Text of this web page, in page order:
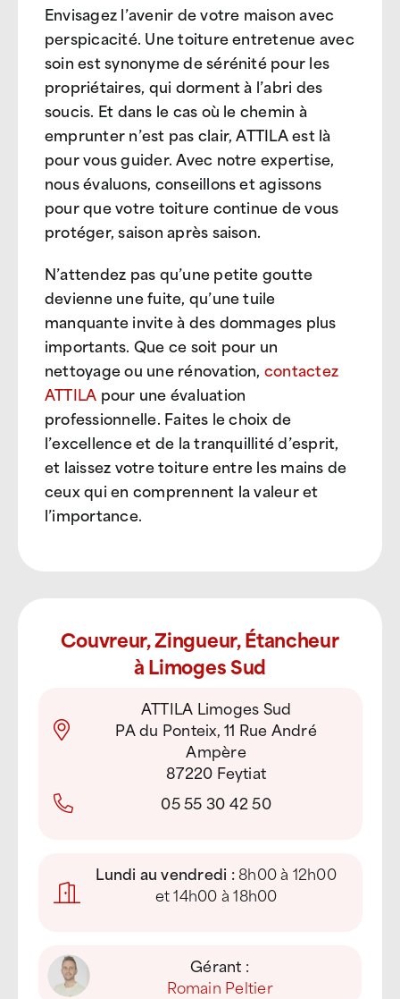
Envisagez l’avenir de votre maison avec
perspicacité. Une toiture entretenue avec
soin est synonyme de sérénité pour les
propriétaires, qui dorment à l’abri des
soucis. Et dans le cas où le chemin à
emprunter n’est pas clair, ATTILA est là
pour vous guider. Avec notre expertise,
nous évaluons, conseillons et agissons
pour que votre toiture continue de vous
protéger, saison après saison.
N’attendez pas qu’une petite goutte
devienne une fuite, qu’une tuile
manquante invite à des dommages plus
importants. Que ce soit pour un
nettoyage ou une rénovation, contactez
ATTILA pour une évaluation
professionnelle. Faites le choix de
l’excellence et de la tranquillité d’esprit,
et laissez votre toiture entre les mains de
ceux qui en comprennent la valeur et
l’importance.
Couvreur, Zingueur, Étancheur
à Limoges Sud
ATTILA Limoges Sud
PA du Ponteix, 11 Rue André
Ampère
87220 Feytiat
05 55 30 42 50
Lundi au vendredi :8h00 à 12h00
et 14h00 à 18h00
Gérant :
Romain Peltier